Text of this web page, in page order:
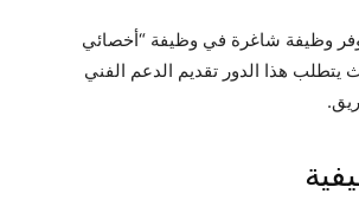
وظيفة شاغرة في وظيفة “أخصائي
يتطلب هذا الدور تقديم الدعم الفني